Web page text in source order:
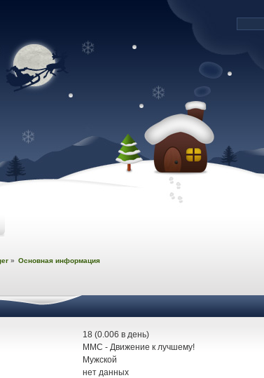
» Основная информация
18 (0.006 в день)
ММС - Движение к лучшему!
Мужской
нет данных